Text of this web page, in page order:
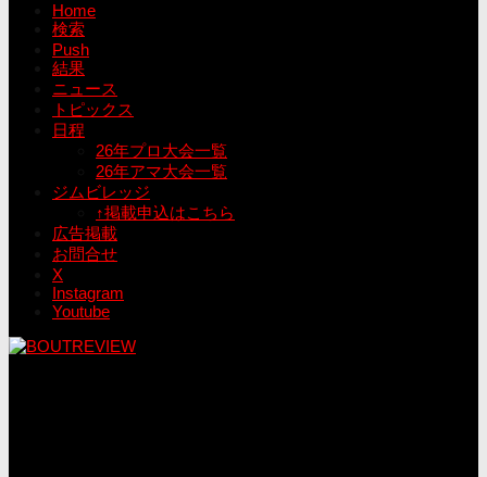
Home
検索
Push
結果
ニュース
トピックス
日程
26年プロ大会一覧
26年アマ大会一覧
ジムビレッジ
↑掲載申込はこちら
広告掲載
お問合せ
X
Instagram
Youtube